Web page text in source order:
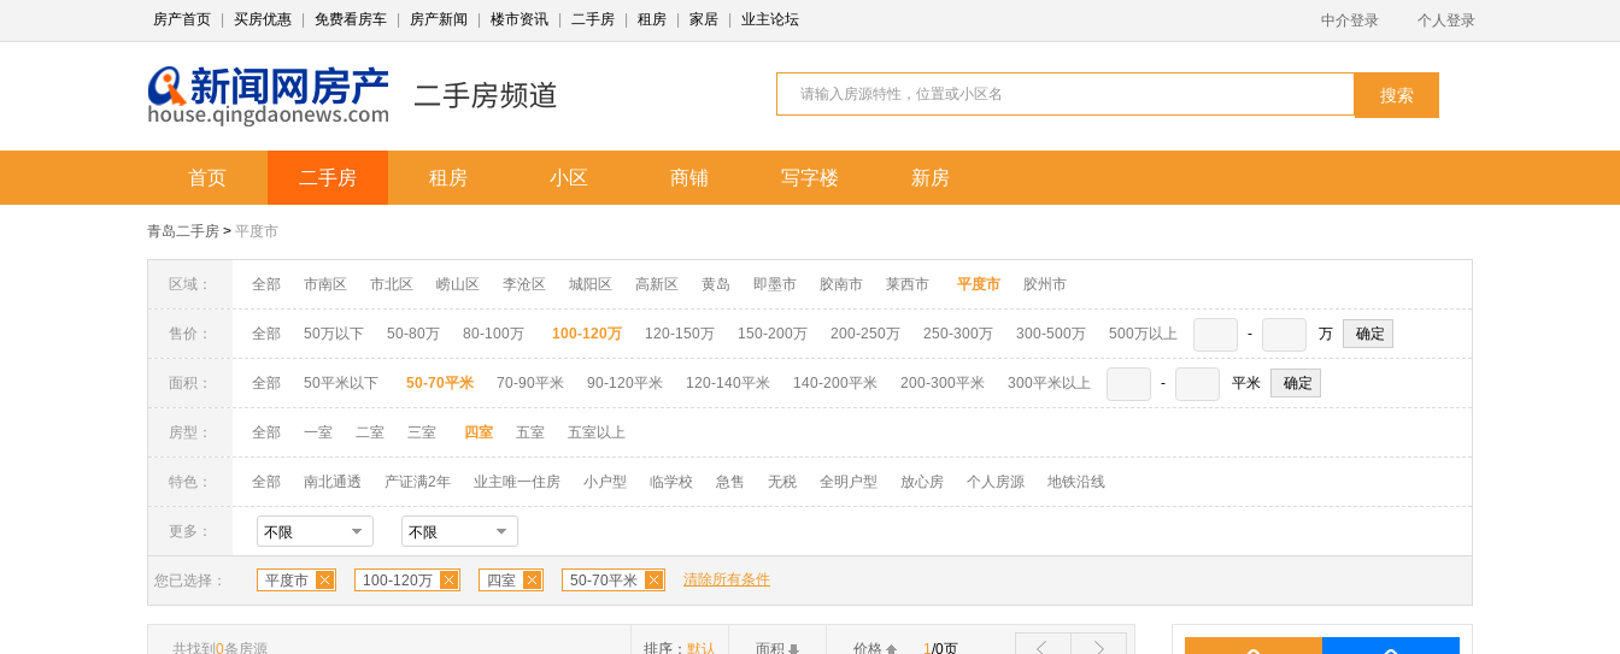
房产首页 买房优惠 免费看房车 房产新闻 楼市资讯 二手房 租房 家居 业主论坛 中介登录 个人登录
搜索
首页 二手房 租房 小区 商铺 写字楼 新房
青岛二手房 > 平度市
区域： 全部 市南区 市北区 崂山区 李沧区 城阳区 高新区 黄岛 即墨市 胶南市 莱西市 平度市 胶州市
售价： 全部 50万以下 50-80万 80-100万 100-120万 120-150万 150-200万 200-250万 250-300万 300-500万 500万以上 - 万
面积： 全部 50平米以下 50-70平米 70-90平米 90-120平米 120-140平米 140-200平米 200-300平米 300平米以上 - 平米
房型： 全部 一室 二室 三室 四室 五室 五室以上
特色： 全部 南北通透 产证满2年 业主唯一住房 小户型 临学校 急售 无税 全明户型 放心房 个人房源 地铁沿线
更多： 不限 不限
您已选择： 平度市 100-120万 四室 50-70平米 清除所有条件
共找到 0条房源 排序： 默认 面积 价格 1/0页